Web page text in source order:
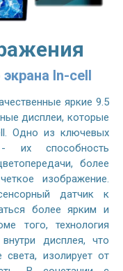
In-cell
яркие 9.5
дисплеи, которые
Одно из ключевых
их способность
более
изображение.
датчик к
более ярким и
того, технология
дисплея, что
света, изолирует от